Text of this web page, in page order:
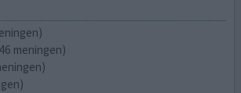
meningen)